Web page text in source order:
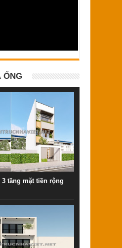
ỐNG
tầng mặt tiền rộng